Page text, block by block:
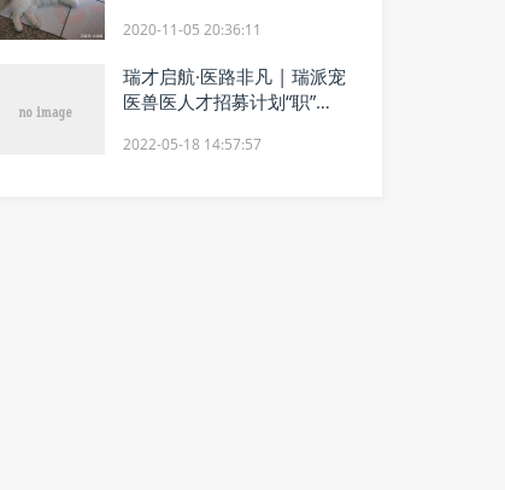
2020-11-05 20:36:11
瑞才启航·医路非凡 | 瑞派宠
医兽医人才招募计划“职”等
2022-05-18 14:57:57